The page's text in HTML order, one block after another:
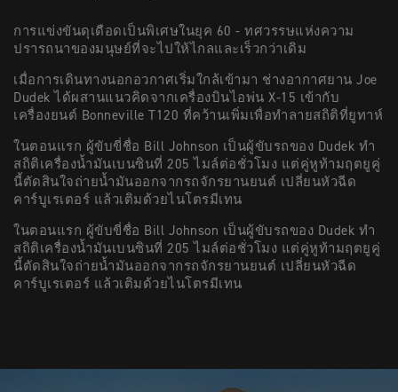
การแข่งขันดุเดือดเป็นพิเศษในยุค 60 - ทศวรรษแห่งความ
ปรารถนาของมนุษย์ที่จะไปให้ไกลและเร็วกว่าเดิม
เมื่อการเดินทางนอกอวกาศเริ่มใกล้เข้ามา ช่างอากาศยาน Joe
Dudek ได้ผสานแนวคิดจากเครื่องบินไอพ่น X-15 เข้ากับ
เครื่องยนต์ Bonneville T120 ที่คว้านเพิ่มเพื่อทำลายสถิติที่ยูทาห์
ในตอนแรก ผู้ขับขี่ชื่อ Bill Johnson เป็นผู้ขับรถของ Dudek ทำ
สถิติเครื่องน้ำมันเบนซินที่ 205 ไมล์ต่อชั่วโมง แต่คู่หูท้ามฤตยูคู่
นี้ตัดสินใจถ่ายน้ำมันออกจากรถจักรยานยนต์ เปลี่ยนหัวฉีด
คาร์บูเรเตอร์ แล้วเติมด้วยไนโตรมีเทน
ในตอนแรก ผู้ขับขี่ชื่อ Bill Johnson เป็นผู้ขับรถของ Dudek ทำ
สถิติเครื่องน้ำมันเบนซินที่ 205 ไมล์ต่อชั่วโมง แต่คู่หูท้ามฤตยูคู่
นี้ตัดสินใจถ่ายน้ำมันออกจากรถจักรยานยนต์ เปลี่ยนหัวฉีด
คาร์บูเรเตอร์ แล้วเติมด้วยไนโตรมีเทน